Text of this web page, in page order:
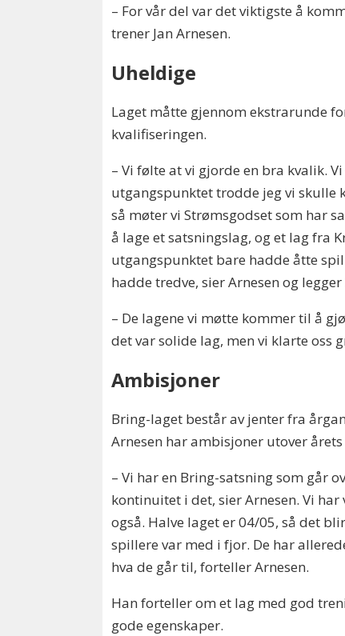
– For vår del var det viktigste å
trener Jan Arnesen.
Uheldige
Laget måtte gjennom ekstrarunde
kvalifiseringen.
– Vi følte at vi gjorde en bra kvalik.
utgangspunktet trodde jeg vi skulle
så møter vi Strømsgodset som har
å lage et satsningslag, og et lag fra
utgangspunktet bare hadde åtte
hadde tredve, sier Arnesen og
– De lagene vi møtte kommer til å
det var solide lag, men vi klarte oss
Ambisjoner
Bring-laget består av jenter fra
Arnesen har ambisjoner utover
– Vi har en Bring-satsning som går
kontinuitet i det, sier Arnesen. Vi
også. Halve laget er 04/05, så det
spillere var med i fjor. De har
hva de går til, forteller Arnesen.
Han forteller om et lag med god
gode egenskaper.